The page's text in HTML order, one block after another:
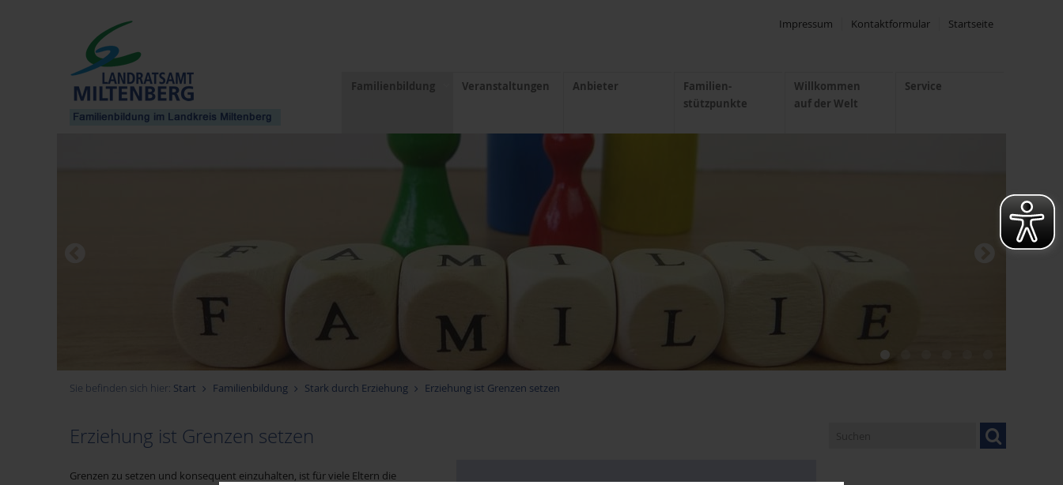
Impressum Kontaktformular Startseite
Familienbildung Veranstaltungen Anbieter
Familien-
stützpunkte
Willkommen
auf der Welt
Service
Sie befinden sich hier: Start Familienbildung Stark durch Erziehung Erziehung ist Grenzen setzen
Erziehung ist Grenzen setzen
Grenzen zu setzen und konsequent einzuhalten, ist für viele Eltern die